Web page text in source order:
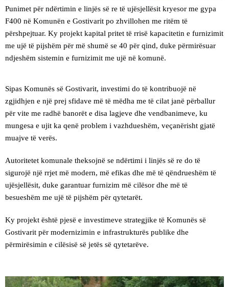
Punimet për ndërtimin e linjës së re të ujësjellësit kryesor me gypa
F400 në Komunën e Gostivarit po zhvillohen me ritëm të
përshpejtuar. Ky projekt kapital pritet të rrisë kapacitetin e furnizimit
me ujë të pijshëm për më shumë se 40 për qind, duke përmirësuar
ndjeshëm sistemin e furnizimit me ujë në komunë.
Sipas Komunës së Gostivarit, investimi do të kontribuojë në
zgjidhjen e një prej sfidave më të mëdha me të cilat janë përballur
për vite me radhë banorët e disa lagjeve dhe vendbanimeve, ku
mungesa e ujit ka qenë problem i vazhdueshëm, veçanërisht gjatë
muajve të verës.
Autoritetet komunale theksojnë se ndërtimi i linjës së re do të
sigurojë një rrjet më modern, më efikas dhe më të qëndrueshëm të
ujësjellësit, duke garantuar furnizim më cilësor dhe më të
besueshëm me ujë të pijshëm për qytetarët.
Ky projekt është pjesë e investimeve strategjike të Komunës së
Gostivarit për modernizimin e infrastrukturës publike dhe
përmirësimin e cilësisë së jetës së qytetarëve.